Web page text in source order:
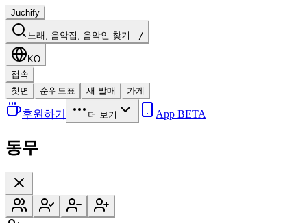
Juchify
노래, 음악집, 음악인 찾기.../
KO
접속
첫면
순위도표 새 발매 가게
후원하기 더 보기 App BETA
동무